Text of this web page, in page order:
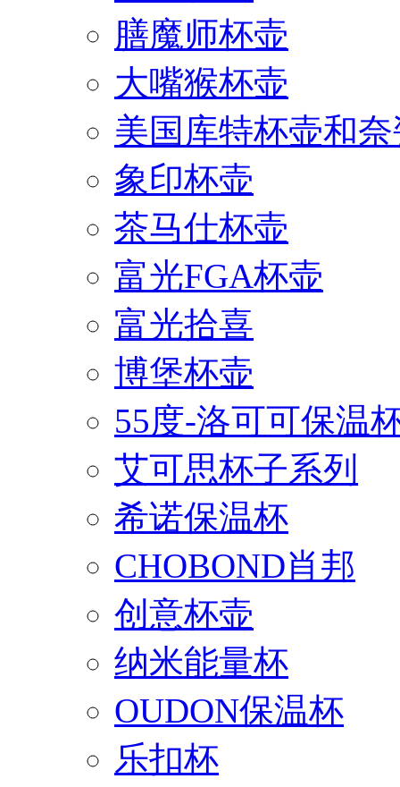
膳魔师杯壶
大嘴猴杯壶
美国库特杯壶和
象印杯壶
茶马仕杯壶
富光FGA杯壶
富光拾喜
博堡杯壶
55度-洛可可保温
艾可思杯子系列
希诺保温杯
CHOBOND肖邦
创意杯壶
纳米能量杯
OUDON保温杯
乐扣杯